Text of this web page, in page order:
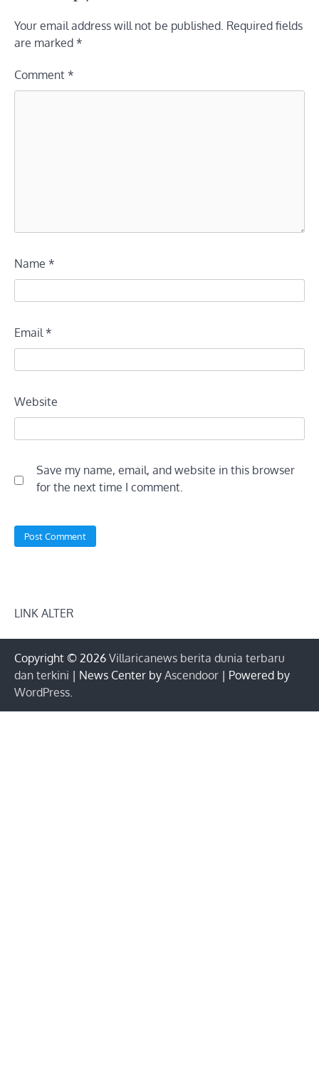
Your email address will not be published. Required fields
are marked *
Comment *
Name *
Email*
Website
Save my name, email, and website in this browser
for the next time I comment.
LINK ALTER
Copyright © 2026 Villaricanews berita dunia terbaru
dan terkini | News Center by Ascendoor | Powered by
WordPress